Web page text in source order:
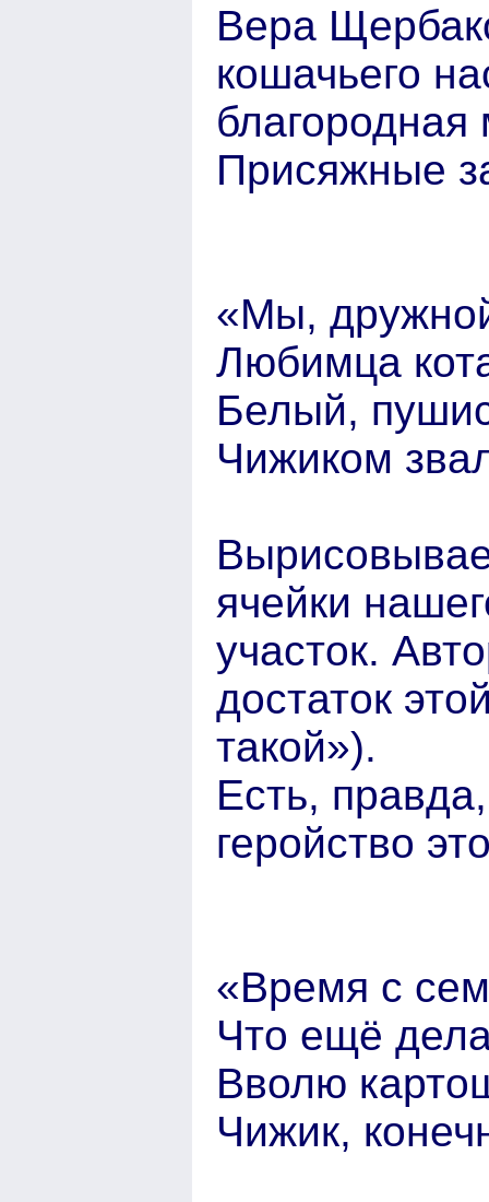
Вера
кошачьего
благородная
Присяжные
«Мы,
Любимца
Белый,
Чижиком
ячейки
участок.
достаток
такой»).
Есть,
геройство
«Время с
Что ещё
Вволю
Чижик,